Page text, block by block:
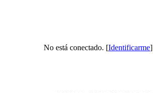
No está conectado. [Identificarme]